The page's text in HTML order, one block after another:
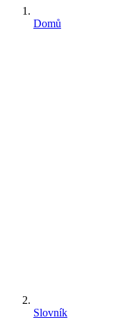
Domů
Slovník